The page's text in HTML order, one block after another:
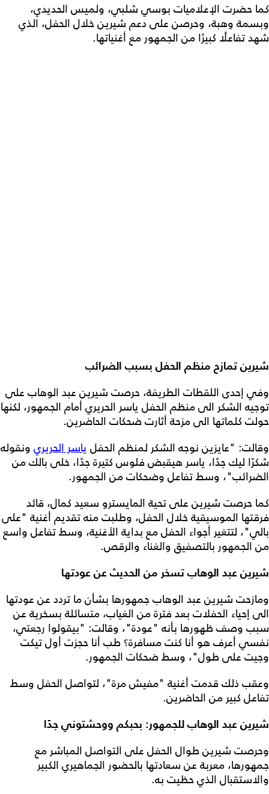
كما حضرت الإعلاميات بوسي شلبي، ولميس الحديدي،
وبسمة وهبة، وحرصن على دعم شيرين خلال الحفل، الذي
شهد تفاعلًا كبيرًا من الجمهور مع أغنياتها.
شيرين تمازح منظم الحفل بسبب الضرائب
وفي إحدى اللقطات الطريفة، حرصت شيرين عبد الوهاب على
توجيه الشكر الى منظم الحفل ياسر الحريري أمام الجمهور، لكنها
حولت كلماتها الى مزحة أثارت ضحكات الحاضرين.
وقالت: "عايزين نوجه الشكر لمنظم الحفل ياسر الحريري ونقوله
شكرًا ليك جدًا، ياسر هيقبض فلوس كتيرة جدًا، خلى بالك من
الضرائب"، وسط تفاعل وضحكات من الجمهور.
كما حرصت شيرين على تحية المايسترو سعيد كمال، قائد
فرقتها الموسيقية خلال الحفل، وطلبت منه تقديم أغنية "على
بالي"، لتتغير أجواء الحفل مع بداية الأغنية، وسط تفاعل واسع
من الجمهور بالتصفيق والغناء والرقص.
شيرين عبد الوهاب تسخر من الحديث عن عودتها
ومازحت شيرين عبد الوهاب جمهورها بشأن ما تردد عن عودتها
الى إحياء الحفلات بعد فترة من الغياب، متسائلة بسخرية عن
سبب وصف ظهورها بأنه "عودة"، وقالت: "بيقولوا رجعتي،
نفسي أعرف هو أنا كنت مسافرة؟ طب أنا حجزت أول تيكت
وجيت على طول"، وسط ضحكات الجمهور.
وعقب ذلك قدمت أغنية "مفيش مرة"، لتواصل الحفل وسط
تفاعل كبير من الحاضرين.
شيرين عبد الوهاب للجمهور: بحبكم ووحشتوني جدًا
وحرصت شيرين طوال الحفل على التواصل المباشر مع
جمهورها، معربة عن سعادتها بالحضور الجماهيري الكبير
والاستقبال الذي حظيت به.